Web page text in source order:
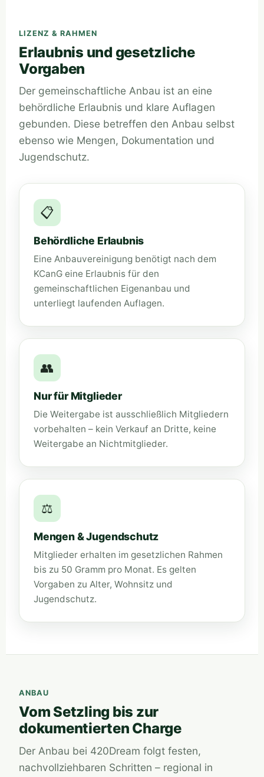
LIZENZ & RAHMEN
Erlaubnis und gesetzliche
Vorgaben
Der gemeinschaftliche Anbau ist an eine
behördliche Erlaubnis und klare Auflagen
gebunden. Diese betreffen den Anbau selbst
ebenso wie Mengen, Dokumentation und
Jugendschutz.
📋
Behördliche Erlaubnis
Eine Anbauvereinigung benötigt nach dem
KCanG eine Erlaubnis für den
gemeinschaftlichen Eigenanbau und
unterliegt laufenden Auflagen.
👥
Nur für Mitglieder
Die Weitergabe ist ausschließlich Mitgliedern
vorbehalten – kein Verkauf an Dritte, keine
Weitergabe an Nichtmitglieder.
⚖️
Mengen & Jugendschutz
Mitglieder erhalten im gesetzlichen Rahmen
bis zu 50 Gramm pro Monat. Es gelten
Vorgaben zu Alter, Wohnsitz und
Jugendschutz.
ANBAU
Vom Setzling bis zur
dokumentierten Charge
Der Anbau bei 420Dream folgt festen,
nachvollziehbaren Schritten – regional in